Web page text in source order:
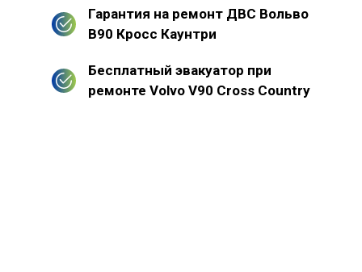
Гарантия на ремонт ДВС Вольво
В90 Кросс Каунтри
Бесплатный эвакуатор при
ремонте Volvo V90 Cross Country